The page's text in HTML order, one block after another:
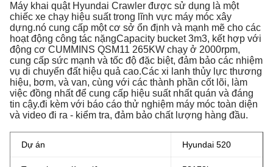
Máy khai quật Hyundai Crawler được sử dụng là một
chiếc xe chạy hiệu suất trong lĩnh vực máy móc xây
dựng.nó cung cấp một cơ sở ổn định và mạnh mẽ cho các
hoạt động công tác nặngCapacity bucket 3m3, kết hợp với
động cơ CUMMINS QSM11 265KW chạy ở 2000rpm,
cung cấp sức mạnh và tốc độ đặc biệt, đảm bảo các nhiệm
vụ di chuyển đất hiệu quả cao.Các xi lanh thủy lực thương
hiệu, bơm, và van, cùng với các thành phần cốt lõi, làm
việc đồng nhất để cung cấp hiệu suất nhất quán và đáng
tin cậy.đi kèm với báo cáo thử nghiệm máy móc toàn diện
và video đi ra - kiểm tra, đảm bảo chất lượng hàng đầu.
Dự án Hyundai 520